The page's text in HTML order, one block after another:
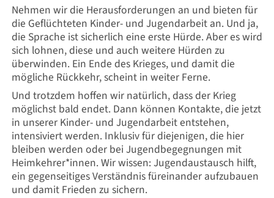
Nehmen wir die Herausforderungen an und bieten für
die Geflüchteten Kinder- und Jugendarbeit an. Und ja,
die Sprache ist sicherlich eine erste Hürde. Aber es wird
sich lohnen, diese und auch weitere Hürden zu
überwinden. Ein Ende des Krieges, und damit die
mögliche Rückkehr, scheint in weiter Ferne.
Und trotzdem hoffen wir natürlich, dass der Krieg
möglichst bald endet. Dann können Kontakte, die jetzt
in unserer Kinder- und Jugendarbeit entstehen,
intensiviert werden. Inklusiv für diejenigen, die hier
bleiben werden oder bei Jugendbegegnungen mit
Heimkehrer*innen. Wir wissen: Jugendaustausch hilft,
ein gegenseitiges Verständnis füreinander aufzubauen
und damit Frieden zu sichern.